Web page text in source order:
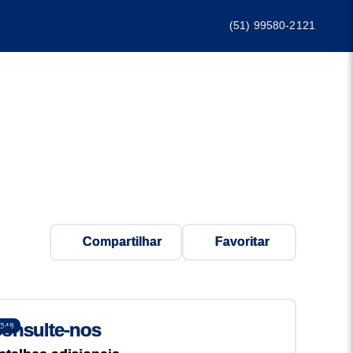
(51) 99580-2121
Compartilhar Favoritar
nos